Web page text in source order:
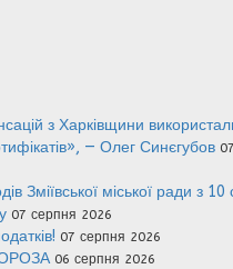
з Харківщини
— Олег Синєгубов
Зміївської міської ради з
07 серпня 2026
07 серпня 2026
06 серпня 2026